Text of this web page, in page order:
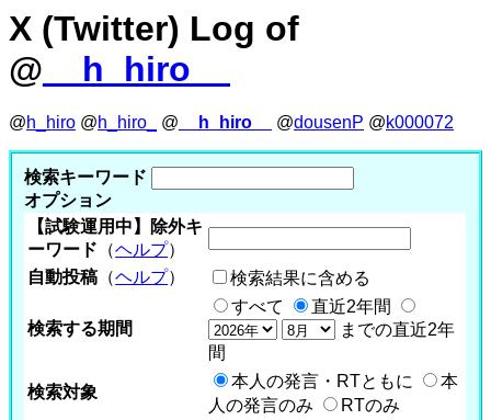
X (Twitter) Log of
@ __h_hiro__
@h_hiro @h_hiro_ @ __h_hiro__ @dousenP @k000072
検索キーワード
オプション
【試験運用中】除外キ
ーワード （ヘルプ）
自動投稿 （ヘルプ） 検索結果に含める
検索する期間
すべて
直近2年間
までの直近2年
間
検索対象
本人の発言・RTともに
本
人の発言のみ
RTのみ